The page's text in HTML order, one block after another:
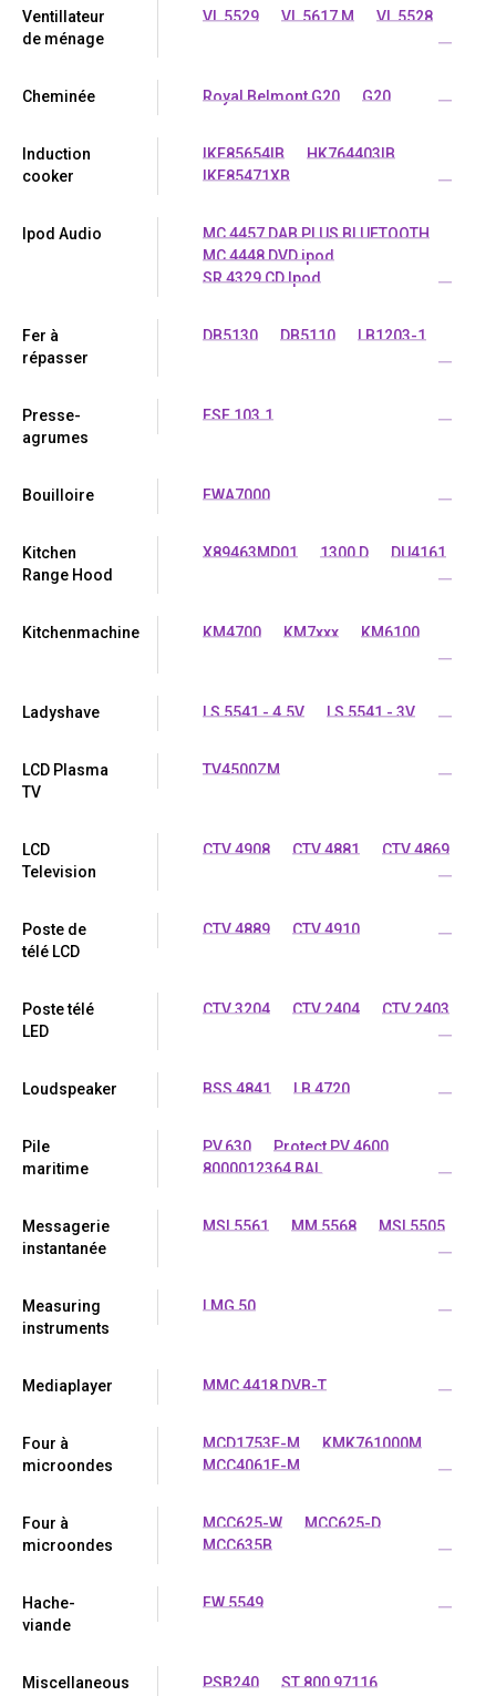
Ventillateur
de ménage
VL 5529 VL 5617 M
VL 5528
...
Cheminée Royal Belmont G20 G20 ...
Induction
cooker
IKE85654IB
HK764403IB
IKE85471XB
...
Ipod Audio
MC 4457 DAB PLUS BLUETOOTH
MC 4448 DVD ipod
SR 4329 CD Ipod
...
Fer à
répasser
DB5130 DB5110
LB1203-1
...
Presse-
agrumes
ESF 103.1 ...
Bouilloire EWA7000 ...
Kitchen
Range Hood
X89463MD01 1300 D
DU4161
...
Kitchenmachine KM4700 KM7xxx
KM6100
...
Ladyshave LS 5541 - 4.5V LS 5541 - 3V ...
LCD Plasma
TV
TV4500ZM ...
LCD
Television
CTV 4908 CTV 4881
CTV 4869
...
Poste de
télé LCD
CTV 4889 CTV 4910 ...
Poste télé
LED
CTV 3204 CTV 2404
CTV 2403
...
Loudspeaker BSS 4841 LB 4720 ...
Pile
maritime
PV.630
Protect PV 4600
8000012364 BAL
...
Messagerie
instantanée
MSI 5561 MM 5568
MSI 5505
...
Measuring
instruments
LMG 50 ...
Mediaplayer MMC 4418 DVB-T ...
Four à
microondes
MCD1753E-M
KMK761000M
MCC4061E-M
...
Four à
microondes
MCC625-W
MCC625-D
MCC635B
...
Hache-
viande
FW 5549 ...
Miscellaneous PSB240
ST 800 97116